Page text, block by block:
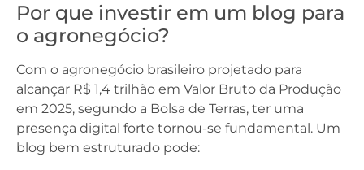
Por que investir em um blog para
o agronegócio?
Com o agronegócio brasileiro projetado para
alcançar R$ 1,4 trilhão em Valor Bruto da Produção
em 2025, segundo a Bolsa de Terras, ter uma
presença digital forte tornou-se fundamental. Um
blog bem estruturado pode: